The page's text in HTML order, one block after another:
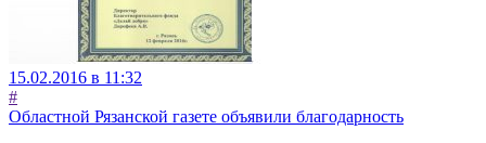
15.02.2016 в 11:32
#
Областной Рязанской газете объявили благодарность